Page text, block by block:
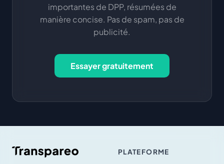
importantes de DPP, résumées de
manière concise. Pas de spam, pas de
publicité.
Essayer gratuitement
PLATEFORME